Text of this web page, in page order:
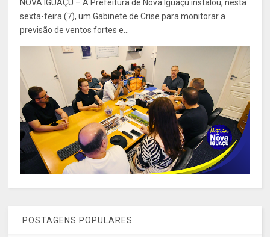
NOVA IGUAÇU – A Prefeitura de Nova Iguaçu instalou, nesta
sexta-feira (7), um Gabinete de Crise para monitorar a
previsão de ventos fortes e...
POSTAGENS POPULARES